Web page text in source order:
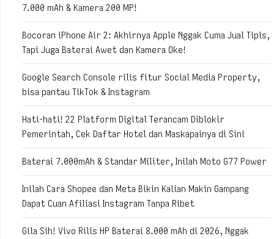
7.000 mAh & Kamera 200 MP!
Bocoran iPhone Air 2: Akhirnya Apple Nggak Cuma Jual Tipis,
Tapi Juga Baterai Awet dan Kamera Oke!
Google Search Console rilis fitur Social Media Property,
bisa pantau TikTok & Instagram
Hati-hati! 22 Platform Digital Terancam Diblokir
Pemerintah, Cek Daftar Hotel dan Maskapainya di Sini
Baterai 7.000mAh & Standar Militer, Inilah Moto G77 Power
Inilah Cara Shopee dan Meta Bikin Kalian Makin Gampang
Dapat Cuan Afiliasi Instagram Tanpa Ribet
Gila Sih! Vivo Rilis HP Baterai 8.000 mAh di 2026, Nggak